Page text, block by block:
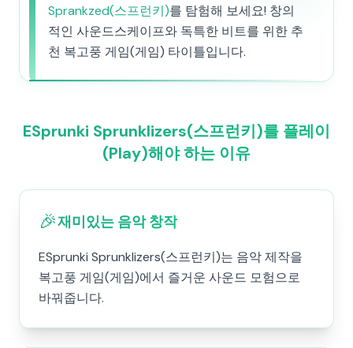
Sprankzed(스프런키)를 탐험해 보세요! 창의
적인 사운드스케이프와 독특한 비트를 위한 추
천 복고풍 게임(게임) 타이틀입니다.
ESprunki Sprunklizers(스프런키)를 플레이
(Play)해야 하는 이유
🎉재미있는 음악 창작
ESprunki Sprunklizers(스프런키)는 음악 제작을
복고풍 게임(게임)에서 즐거운 사운드 모험으로
바꿔줍니다.